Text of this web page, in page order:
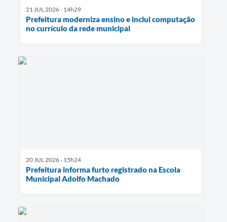
21 JUL 2026 - 14h29
Prefeitura moderniza ensino e inclui computação
no currículo da rede municipal
20 JUL 2026 - 15h24
Prefeitura informa furto registrado na Escola
Municipal Adolfo Machado